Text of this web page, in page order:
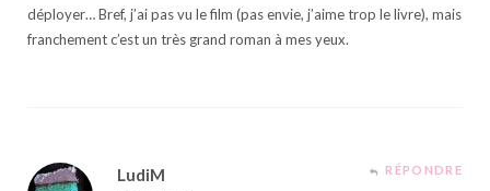
déployer… Bref, j’ai pas vu le film (pas envie, j’aime trop le livre), mais
franchement c’est un très grand roman à mes yeux.
LudiM RÉPONDRE